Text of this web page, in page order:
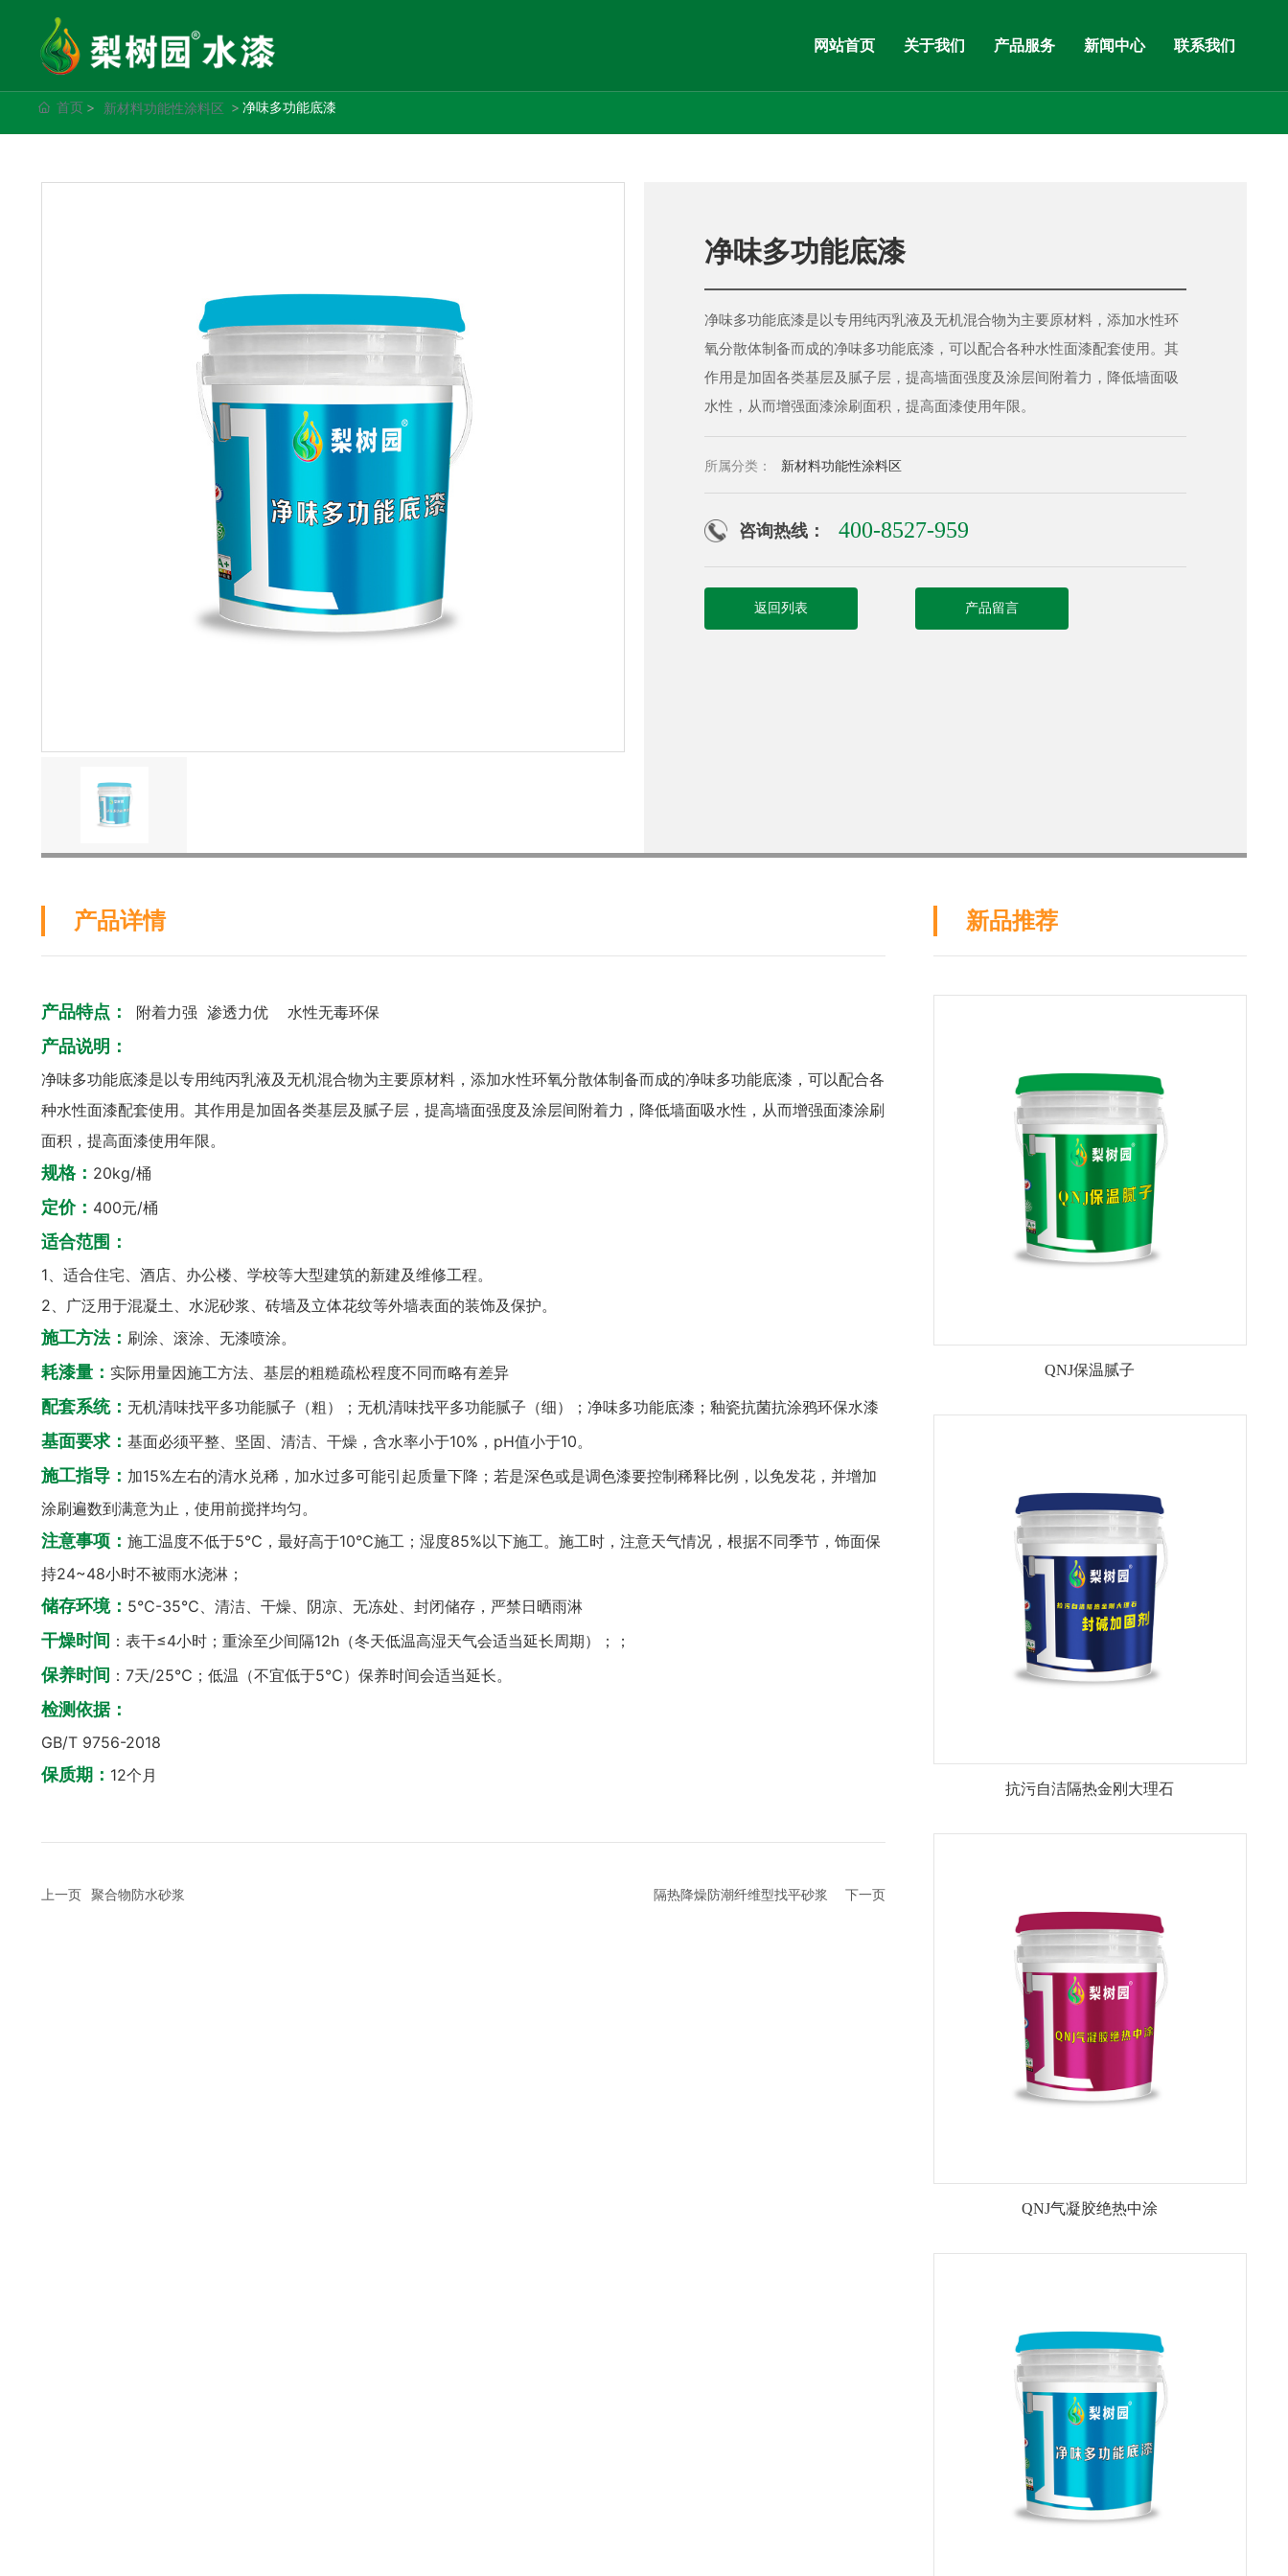
网站首页 关于我们 产品服务 新闻中心 联系我们
首页 新材料功能性涂料区 净味多功能底漆
净味多功能底漆
净味多功能底漆是以专用纯丙乳液及无机混合物为主要原材料，添加水性环
氧分散体制备而成的净味多功能底漆，可以配合各种水性面漆配套使用。其
作用是加固各类基层及腻子层，提高墙面强度及涂层间附着力，降低墙面吸
水性，从而增强面漆涂刷面积，提高面漆使用年限。
所属分类： 新材料功能性涂料区
咨询热线： 400-8527-959
返回列表 产品留言
产品详情
产品特点： 附着力强 渗透力优 水性无毒环保
产品说明：
净味多功能底漆是以专用纯丙乳液及无机混合物为主要原材料，添加水性环氧分散体制备而成的净味多功能底漆，可以配合各
种水性面漆配套使用。其作用是加固各类基层及腻子层，提高墙面强度及涂层间附着力，降低墙面吸水性，从而增强面漆涂刷
面积，提高面漆使用年限。
规格： 20kg/桶
定价： 400元/桶
适合范围：
1、适合住宅、酒店、办公楼、学校等大型建筑的新建及维修工程。
2、广泛用于混凝土、水泥砂浆、砖墙及立体花纹等外墙表面的装饰及保护。
施工方法： 刷涂、滚涂、无漆喷涂。
耗漆量： 实际用量因施工方法、基层的粗糙疏松程度不同而略有差异
配套系统：无机清味找平多功能腻子（粗）；无机清味找平多功能腻子（细）；净味多功能底漆；釉瓷抗菌抗涂鸦环保水漆
基面要求：基面必须平整、坚固、清洁、干燥，含水率小于10%，pH值小于10。
施工指导： 加15%左右的清水兑稀，加水过多可能引起质量下降；若是深色或是调色漆要控制稀释比例，以免发花，并增加
涂刷遍数到满意为止，使用前搅拌均匀。
注意事项：施工温度不低于5℃，最好高于10℃施工；湿度85%以下施工。施工时，注意天气情况，根据不同季节，饰面保
持24~48小时不被雨水浇淋；
储存环境： 5℃-35℃、清洁、干燥、阴凉、无冻处、封闭储存，严禁日晒雨淋
干燥时间 ：表干≤4小时；重涂至少间隔12h（冬天低温高湿天气会适当延长周期）；；
保养时间 ：7天/25℃；低温（不宜低于5℃）保养时间会适当延长。
检测依据：
GB/T 9756-2018
保质期： 12个月
上一页 聚合物防水砂浆 隔热降燥防潮纤维型找平砂浆 下一页
新品推荐
QNJ保温腻子
抗污自洁隔热金刚大理石
QNJ气凝胶绝热中涂